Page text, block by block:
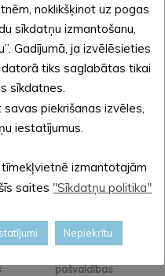
pašvaldības
noklikšķinot uz pogas
sīkdatņu izmantošanu,
Gadījumā, ja izvēlēsieties
datorā tiks saglabātas tikai
sīkdatnes.
piekrišanas izvēles,
iestatījumus.
izmantotajām
saites "Sīkdatņu politika"
Nepiekrītu